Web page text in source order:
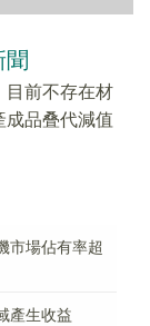
聞
目前不存在材
成品叠代減值
市場佔有率超
產生收益